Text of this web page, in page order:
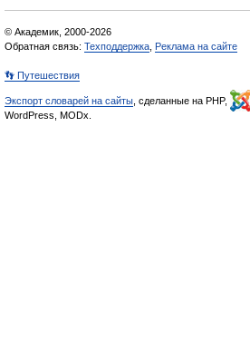
© Академик, 2000-2026
Обратная связь: Техподдержка Реклама на сайте
👣 Путешествия
Экспорт словарей на сайты , сделанные на PHP,
WordPress, MODx.